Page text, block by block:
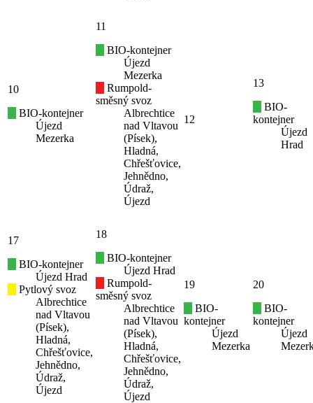
10
BIO-kontejner
Újezd
Mezerka
11
BIO-kontejner
Újezd
Mezerka
Rumpold-
směsný svoz
Albrechtice
nad Vltavou
(Písek),
Hladná,
Chřešťovice,
Jehnědno,
Údraž,
Újezd
12
13
BIO-
kontejner
Újezd
Hrad
17
BIO-kontejner
Újezd Hrad
Pytlový svoz
Albrechtice
nad Vltavou
(Písek),
Hladná,
Chřešťovice,
Jehnědno,
Údraž,
Újezd
18
BIO-kontejner
Újezd Hrad
Rumpold-
směsný svoz
Albrechtice
nad Vltavou
(Písek),
Hladná,
Chřešťovice,
Jehnědno,
Údraž,
Újezd
19
BIO-
kontejner
Újezd
Mezerka
20
BIO-
kontejner
Újezd